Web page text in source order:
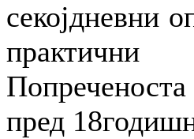
секојдневни
пред